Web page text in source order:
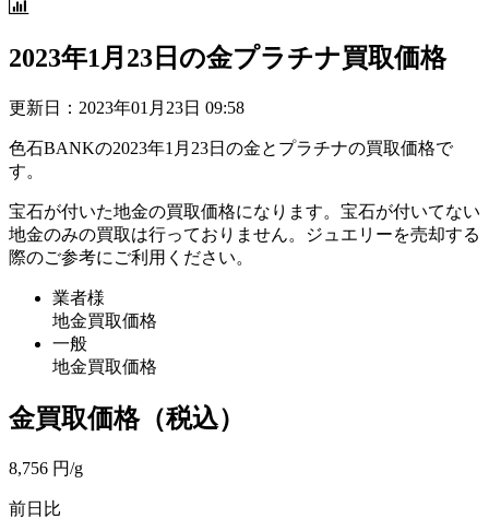
2023年1月23日の金プラチナ買取価格
更新日： 2023年01月23日 09:58
色石BANKの2023年1月23日の金とプラチナの買取価格で
す。
宝石が付いた地金の買取価格になります。宝石が付いてない
地金のみの買取は行っておりません。ジュエリーを売却する
際のご参考にご利用ください。
業者様
地金買取価格
一般
地金買取価格
金買取価格（税込）
8,756 円/g
前日比